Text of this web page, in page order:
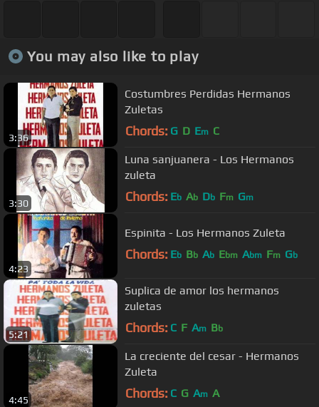
You may also like to play
3:36
Costumbres Perdidas Hermanos
Zuletas
Chords: G D Em C
3:30
Luna sanjuanera - Los Hermanos
zuleta
Chords: Eb Ab Db Fm Gm
4:23
Espinita - Los Hermanos Zuleta
Chords: Eb Bb Ab Ebm Abm Fm Gb
5:21
Suplica de amor los hermanos
zuletas
Chords: C F Am Bb
4:45
La creciente del cesar - Hermanos
Zuleta
Chords: C G Am A